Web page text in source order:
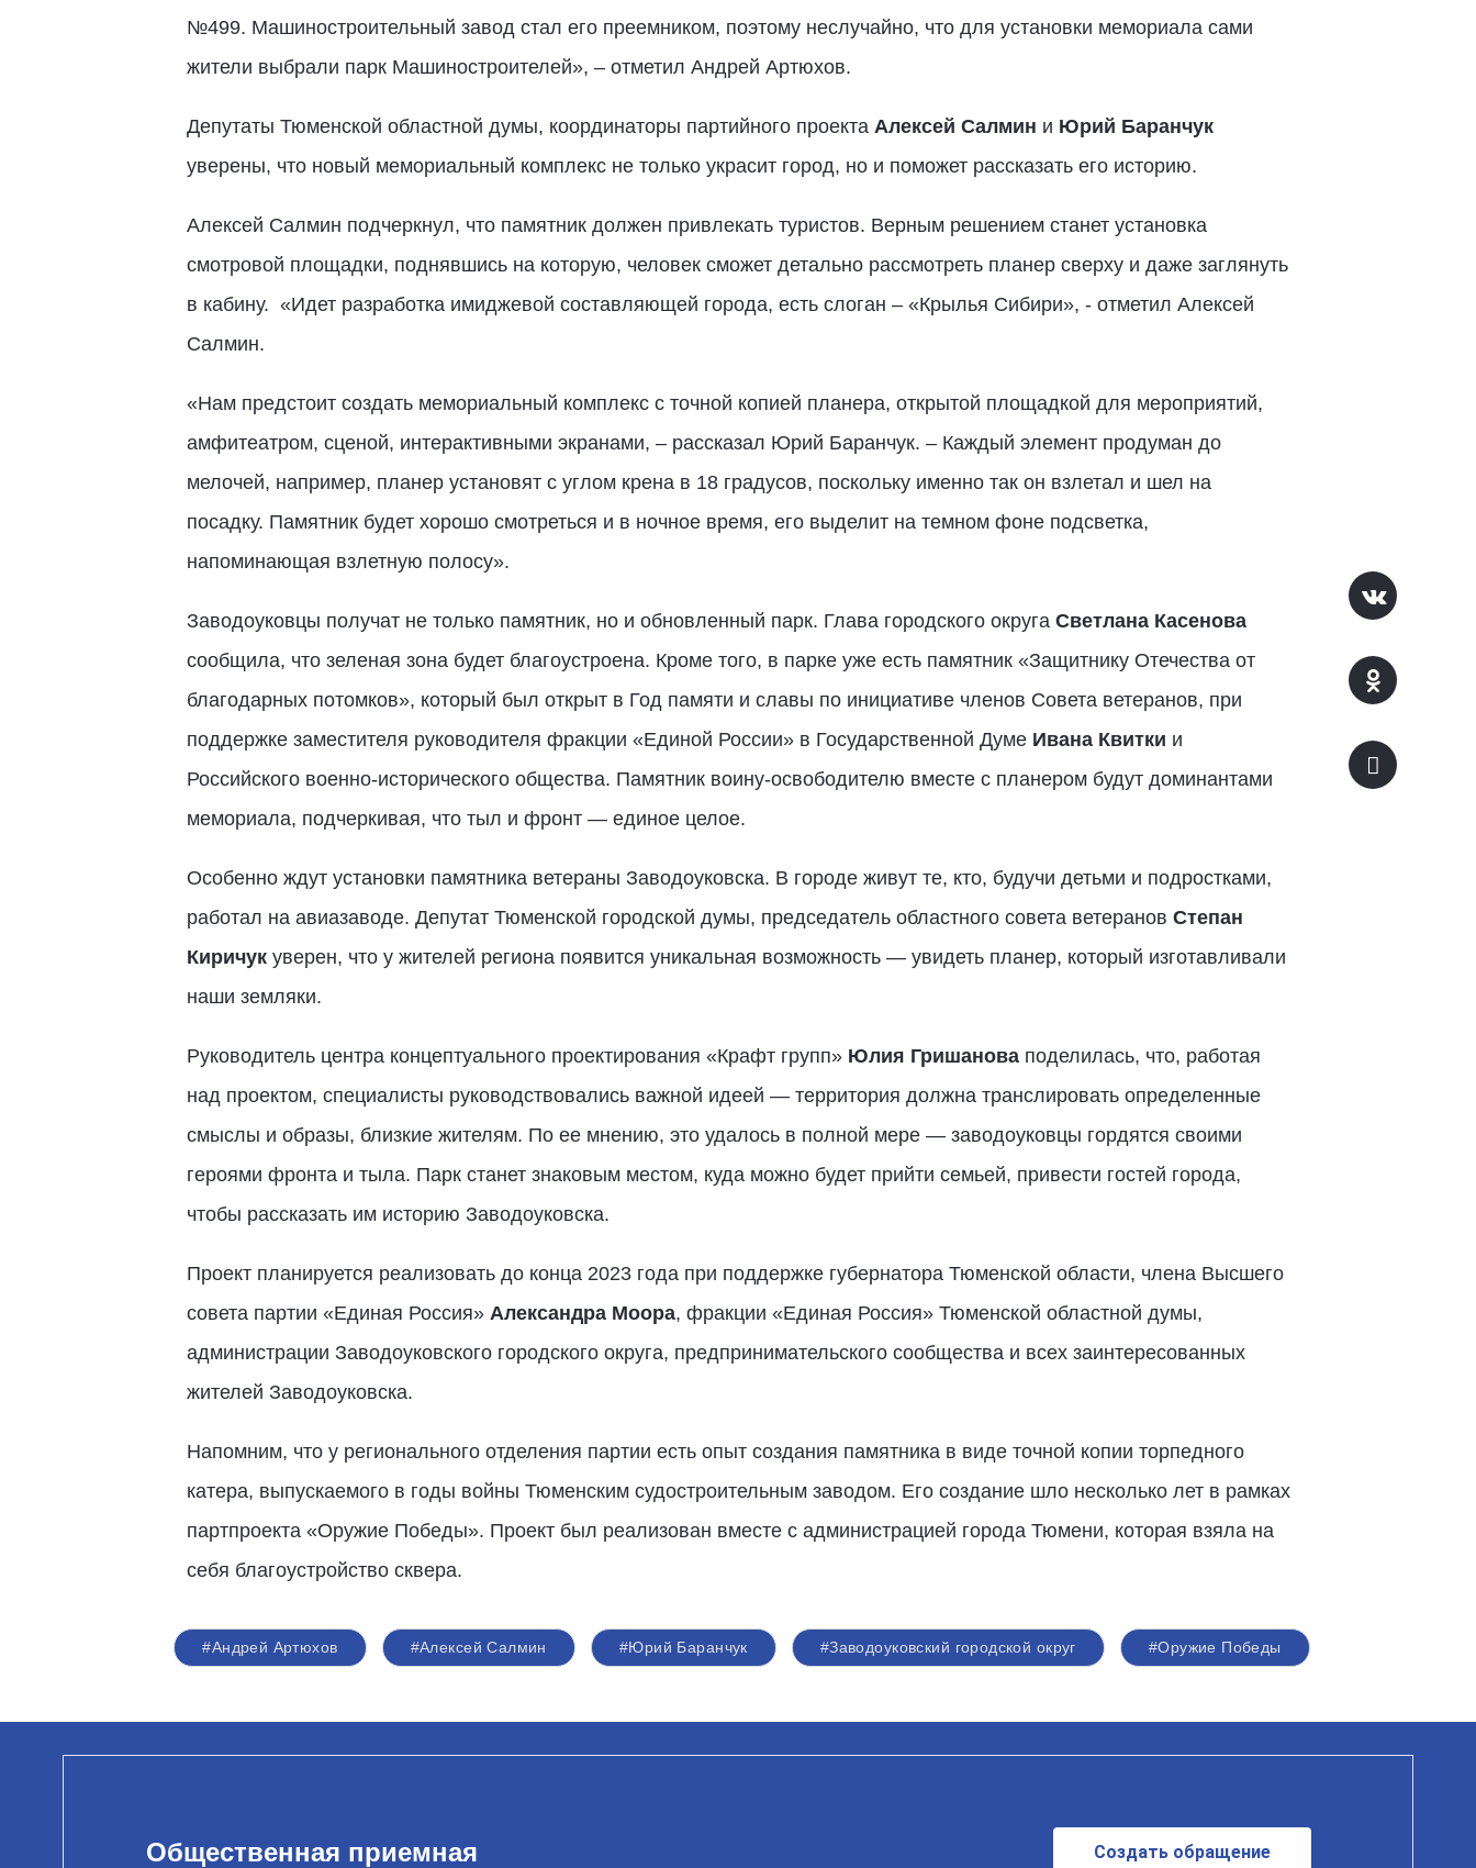
№499. Машиностроительный завод стал его преемником, поэтому неслучайно, что для установки мемориала сами
жители выбрали парк Машиностроителей», – отметил Андрей Артюхов.
Депутаты Тюменской областной думы, координаторы партийного проекта Алексей Салмин и Юрий Баранчук
уверены, что новый мемориальный комплекс не только украсит город, но и поможет рассказать его историю.
Алексей Салмин подчеркнул, что памятник должен привлекать туристов. Верным решением станет установка
смотровой площадки, поднявшись на которую, человек сможет детально рассмотреть планер сверху и даже заглянуть
в кабину. «Идет разработка имиджевой составляющей города, есть слоган – «Крылья Сибири», - отметил Алексей
Салмин.
«Нам предстоит создать мемориальный комплекс с точной копией планера, открытой площадкой для мероприятий,
амфитеатром, сценой, интерактивными экранами, – рассказал Юрий Баранчук. – Каждый элемент продуман до
мелочей, например, планер установят с углом крена в 18 градусов, поскольку именно так он взлетал и шел на
посадку. Памятник будет хорошо смотреться и в ночное время, его выделит на темном фоне подсветка,
напоминающая взлетную полосу».
Заводоуковцы получат не только памятник, но и обновленный парк. Глава городского округа Светлана Касенова
сообщила, что зеленая зона будет благоустроена. Кроме того, в парке уже есть памятник «Защитнику Отечества от
благодарных потомков», который был открыт в Год памяти и славы по инициативе членов Совета ветеранов, при
поддержке заместителя руководителя фракции «Единой России» в Государственной Думе Ивана Квитки и
Российского военно-исторического общества. Памятник воину-освободителю вместе с планером будут доминантами
мемориала, подчеркивая, что тыл и фронт — единое целое.
Особенно ждут установки памятника ветераны Заводоуковска. В городе живут те, кто, будучи детьми и подростками,
работал на авиазаводе. Депутат Тюменской городской думы, председатель областного совета ветеранов Степан
Киричук уверен, что у жителей региона появится уникальная возможность — увидеть планер, который изготавливали
наши земляки.
Руководитель центра концептуального проектирования «Крафт групп» Юлия Гришановаподелилась, что, работая
над проектом, специалисты руководствовались важной идеей — территория должна транслировать определенные
смыслы и образы, близкие жителям. По ее мнению, это удалось в полной мере — заводоуковцы гордятся своими
героями фронта и тыла. Парк станет знаковым местом, куда можно будет прийти семьей, привести гостей города,
чтобы рассказать им историю Заводоуковска.
Проект планируется реализовать до конца 2023 года при поддержке губернатора Тюменской области, члена Высшего
совета партии «Единая Россия»Александра Моора, фракции «Единая Россия» Тюменской областной думы,
администрации Заводоуковского городского округа, предпринимательского сообщества и всех заинтересованных
жителей Заводоуковска.
Напомним, что у регионального отделения партии есть опыт создания памятника в виде точной копии торпедного
катера, выпускаемого в годы войны Тюменским судостроительным заводом. Его создание шло несколько лет в рамках
партпроекта «Оружие Победы». Проект был реализован вместе с администрацией города Тюмени, которая взяла на
себя благоустройство сквера.
#Андрей Артюхов #Алексей Салмин #Юрий Баранчук #Заводоуковский городской округ #Оружие Победы
Общественная приемная Создать обращение